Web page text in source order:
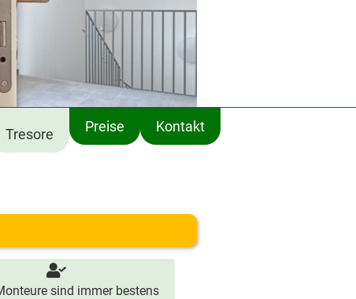
Tresore Preise Kontakt
sind immer bestens